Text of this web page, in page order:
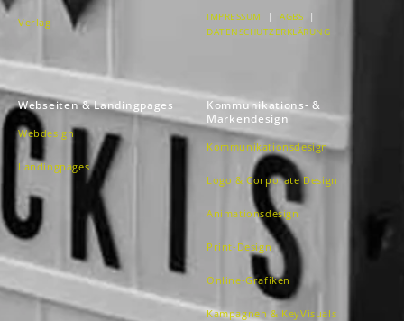
Verlag IMPRESSUM | AGBS |
DATENSCHUTZERKLÄRUNG
Webseiten & Landingpages
Webdesign
Landingpages
Kommunikations- &
Markendesign
Kommunikationsdesign
Logo & Corporate Design
Animationsdesign
Print-Design
Online-Grafiken
Kampagnen & KeyVisuals